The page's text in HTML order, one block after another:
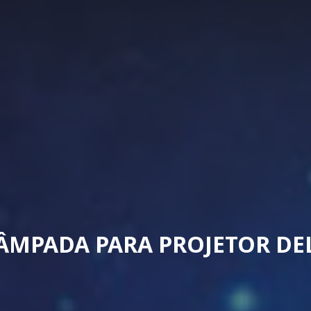
PARA PROJETOR